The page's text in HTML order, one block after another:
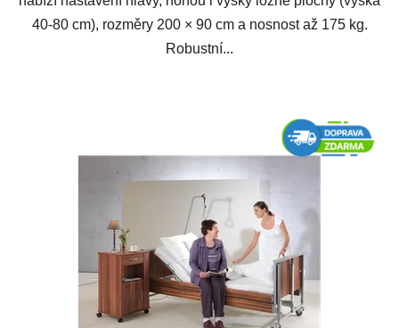
40-80 cm), rozměry 200 × 90 cm a nosnost až 175 kg.
Robustní...